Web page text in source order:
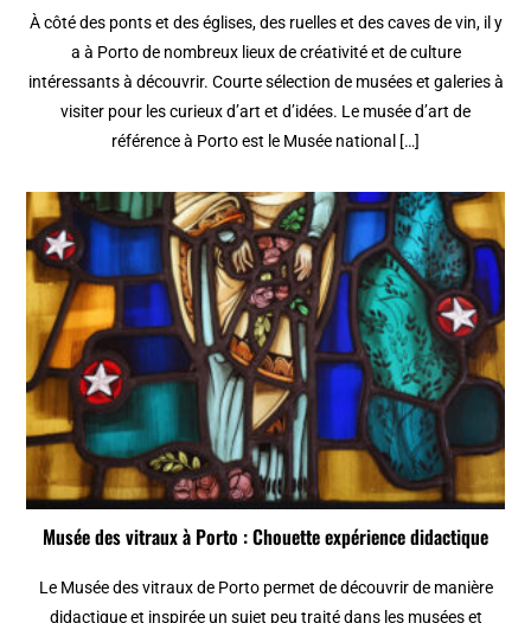
À côté des ponts et des églises, des ruelles et des caves de vin, il y
a à Porto de nombreux lieux de créativité et de culture
intéressants à découvrir. Courte sélection de musées et galeries à
visiter pour les curieux d’art et d’idées. Le musée d’art de
référence à Porto est le Musée national […]
Musée des vitraux à Porto : Chouette expérience didactique
Le Musée des vitraux de Porto permet de découvrir de manière
didactique et inspirée un sujet peu traité dans les musées et